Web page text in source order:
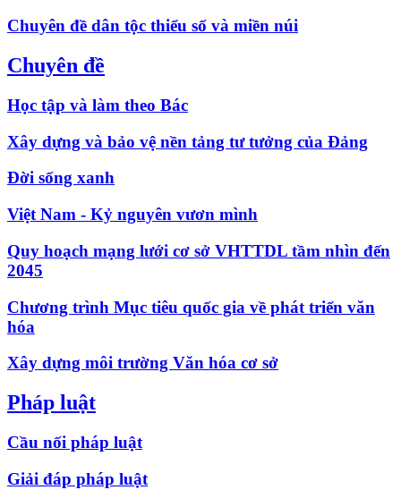
Chuyên đề dân tộc thiểu số và miền núi
Chuyên đề
Học tập và làm theo Bác
Xây dựng và bảo vệ nền tảng tư tưởng của Đảng
Đời sống xanh
Việt Nam - Kỷ nguyên vươn mình
Quy hoạch mạng lưới cơ sở VHTTDL tầm nhìn đến
2045
Chương trình Mục tiêu quốc gia về phát triển văn
hóa
Xây dựng môi trường Văn hóa cơ sở
Pháp luật
Cầu nối pháp luật
Giải đáp pháp luật